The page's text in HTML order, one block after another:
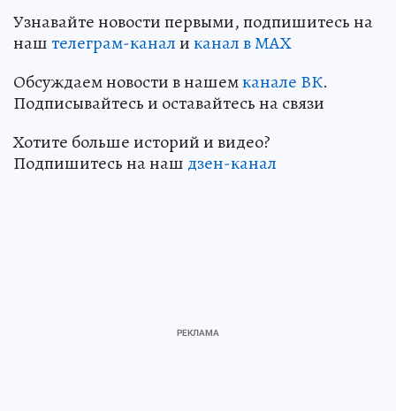
Узнавайте новости первыми, подпишитесь на
наштелеграм-каналиканал в МАХ
Обсуждаем новости в нашемканале ВК.
Подписывайтесь и оставайтесь на связи
Хотите больше историй и видео?
Подпишитесь на наш дзен-канал